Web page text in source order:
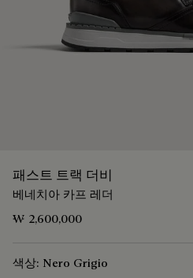
패스트 트랙 더비
베네치아 카프 레더
₩ 2,600,000
색상: Nero Grigio